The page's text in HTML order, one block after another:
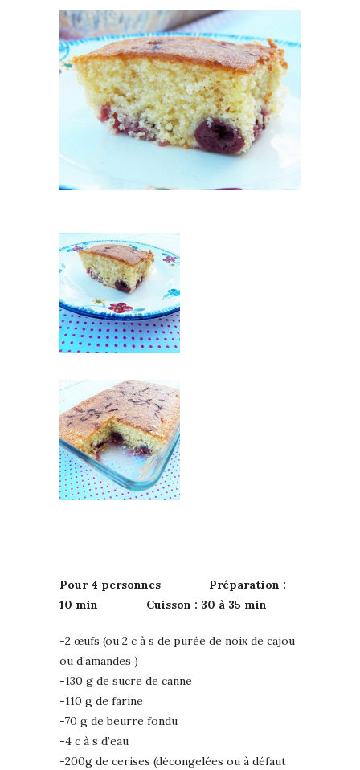
Pour 4 personnes Préparation :
10 min Cuisson : 30 à 35 min
-2 œufs (ou 2 c à s de purée de noix de cajou
ou d’amandes )
-130 g de sucre de canne
-110 g de farine
-70 g de beurre fondu
-4 c à s d’eau
-200g de cerises (décongelées ou à défaut